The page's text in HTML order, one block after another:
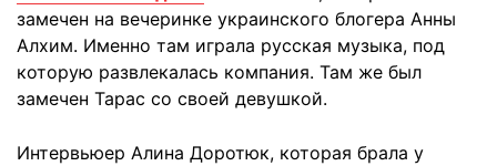
замечен на вечеринке украинского блогера Анны
Алхим. Именно там играла русская музыка, под
которую развлекалась компания. Там же был
замечен Тарас со своей девушкой.
Интервьюер Алина Доротюк, которая брала у